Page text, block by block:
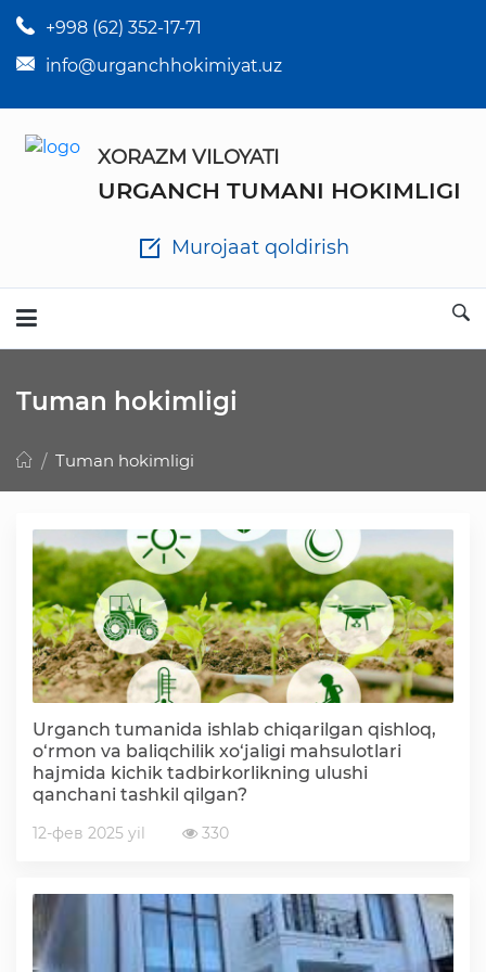
+998 (62) 352-17-71
info@urganchhokimiyat.uz
XORAZM VILOYATI
URGANCH TUMANI HOKIMLIGI
Murojaat qoldirish
Tuman hokim qarorlari
Tuman hokimi farmoyishlari
Tuman hokimligi ish yuritish yo'riqnomasi
Faoliyat
Media
Statistik va tahliliy axborotlar
Davlat dasturi ijrosi
Sayyor qabullar
Rasmiy munosabat
Tuman hokimligi
Tuman hokimligi
Urganch tumanida ishlab chiqarilgan qishloq,
o‘rmon va baliqchilik xo‘jaligi mahsulotlari
hajmida kichik tadbirkorlikning ulushi
qanchani tashkil qilgan?
12-фев 2025 yil 330